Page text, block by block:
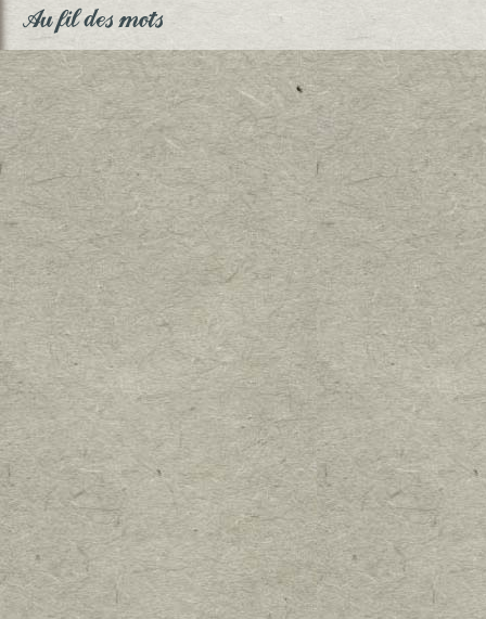
Au fil des mots